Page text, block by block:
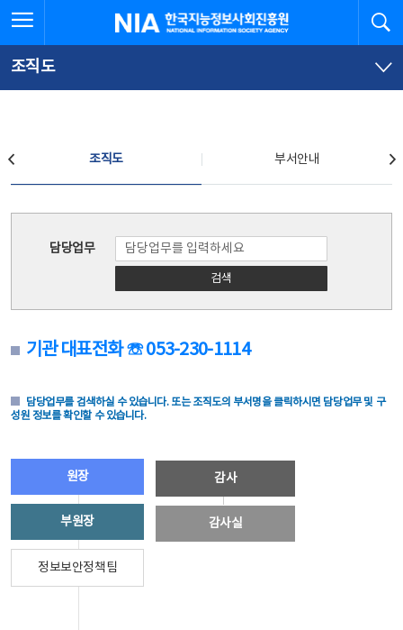
문
로
가
체
뉴
바
가
한국지능정보사회진흥원
조직도
조직도 부서안내
담당업무
검색
기관 대표전화 ☏ 053-230-1114
담당업무를 검색하실 수 있습니다. 또는 조직도의 부서명을 클릭하시면 담당업무 및 구
성원 정보를 확인할 수 있습니다.
원장
부원장
정보보안정책팀
감사
감사실